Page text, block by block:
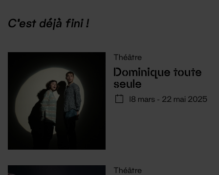
C'est déjà fini !
Théâtre
Dominique toute
seule
18 mars - 22 mai 2025
Théâtre